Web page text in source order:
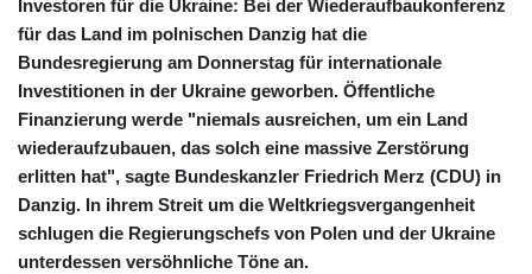
Investoren für die Ukraine: Bei der Wiederaufbaukonferenz
für das Land im polnischen Danzig hat die
Bundesregierung am Donnerstag für internationale
Investitionen in der Ukraine geworben. Öffentliche
Finanzierung werde "niemals ausreichen, um ein Land
wiederaufzubauen, das solch eine massive Zerstörung
erlitten hat", sagte Bundeskanzler Friedrich Merz (CDU) in
Danzig. In ihrem Streit um die Weltkriegsvergangenheit
schlugen die Regierungschefs von Polen und der Ukraine
unterdessen versöhnliche Töne an.